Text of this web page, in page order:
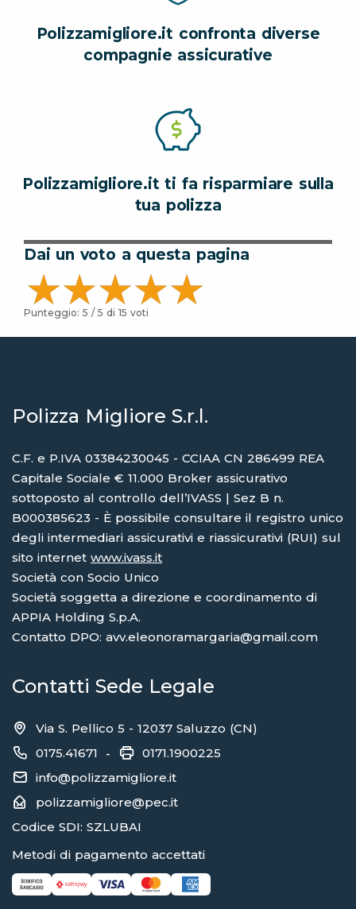
Polizzamigliore.it confronta diverse
compagnie assicurative
Polizzamigliore.it ti fa risparmiare sulla
tua polizza
Dai un voto a questa pagina
Punteggio: 5 / 5 di 15 voti
Polizza Migliore S.r.l.
C.F. e P.IVA 03384230045 - CCIAA CN 286499 REA
Capitale Sociale € 11.000 Broker assicurativo
sottoposto al controllo dell’IVASS | Sez B n.
B000385623 - È possibile consultare il registro unico
degli intermediari assicurativi e riassicurativi (RUI) sul
sito internet www.ivass.it
Società con Socio Unico
Società soggetta a direzione e coordinamento di
APPIA Holding S.p.A.
Contatto DPO: avv.eleonoramargaria@gmail.com
Contatti Sede Legale
Via S. Pellico 5 - 12037 Saluzzo (CN)
0175.41671 -
0171.1900225
info@polizzamigliore.it
polizzamigliore@pec.it
Codice SDI: SZLUBAI
Metodi di pagamento accettati